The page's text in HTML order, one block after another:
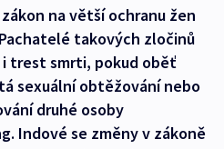
na větší ochranu žen
takových zločinů
trest smrti, pokud oběť
sexuální obtěžování nebo
druhé osoby
Indové se změny v zákoně